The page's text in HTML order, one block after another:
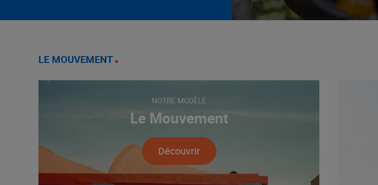
LE MOUVEMENT
NOTRE MODÈLE
Le Mouvement
Découvrir